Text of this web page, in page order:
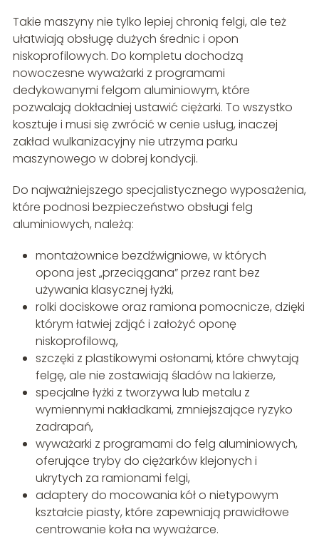
Takie maszyny nie tylko lepiej chronią felgi, ale też
ułatwiają obsługę dużych średnic i opon
niskoprofilowych. Do kompletu dochodzą
nowoczesne wyważarki z programami
dedykowanymi felgom aluminiowym, które
pozwalają dokładniej ustawić ciężarki. To wszystko
kosztuje i musi się zwrócić w cenie usług, inaczej
zakład wulkanizacyjny nie utrzyma parku
maszynowego w dobrej kondycji.
Do najważniejszego specjalistycznego wyposażenia,
które podnosi bezpieczeństwo obsługi felg
aluminiowych, należą:
montażownice bezdźwigniowe, w których
opona jest „przeciągana” przez rant bez
używania klasycznej łyżki,
rolki dociskowe oraz ramiona pomocnicze, dzięki
którym łatwiej zdjąć i założyć oponę
niskoprofilową,
szczęki z plastikowymi osłonami, które chwytają
felgę, ale nie zostawiają śladów na lakierze,
specjalne łyżki z tworzywa lub metalu z
wymiennymi nakładkami, zmniejszające ryzyko
zadrapań,
wyważarki z programami do felg aluminiowych,
oferujące tryby do ciężarków klejonych i
ukrytych za ramionami felgi,
adaptery do mocowania kół o nietypowym
kształcie piasty, które zapewniają prawidłowe
centrowanie koła na wyważarce.